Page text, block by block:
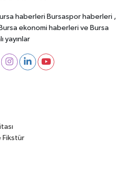
haberleri Bursaspor haberleri ,
ekonomi haberleri ve Bursa
yayınlar
Fikstür